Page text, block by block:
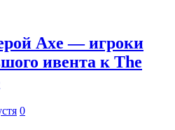
Axe — игроки
ивента к The
0